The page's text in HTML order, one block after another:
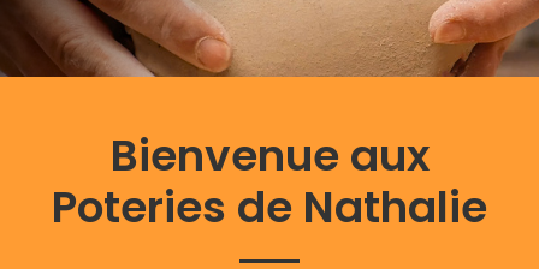
Bienvenue aux
Poteries de Nathalie